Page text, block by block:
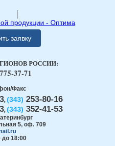
заявку
Факс
, (343) 253-80-16
, (343) 352-41-53
5, оф. 709
до 18:00
РОССИИ:
37-71